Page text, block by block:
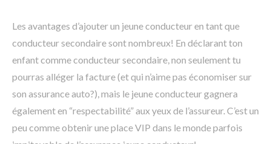
Les avantages d’ajouter un jeune conducteur en tant que
conducteur secondaire sont nombreux! En déclarant ton
enfant comme conducteur secondaire, non seulement tu
pourras alléger la facture (et qui n’aime pas économiser sur
son assurance auto?), mais le jeune conducteur gagnera
également en “respectabilité” aux yeux de l’assureur. C’est un
peu comme obtenir une place VIP dans le monde parfois